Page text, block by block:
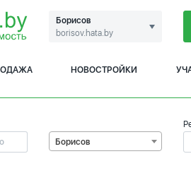
Борисов
borisov.hata.by
НОВОСТРОЙКИ
Борисов